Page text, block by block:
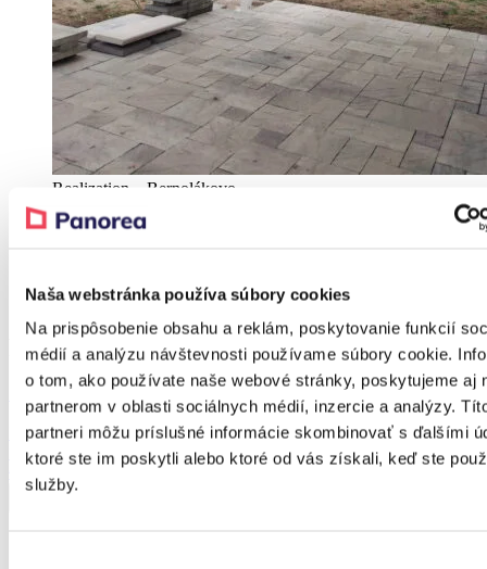
Naša webstránka používa súbory cookies
Na prispôsobenie obsahu a reklám, poskytovanie funkcií
médií a analýzu návštevnosti používame súbory cookie.
o tom, ako používate naše webové stránky, poskytujeme aj
partnerom v oblasti sociálnych médií, inzercie a analýzy.
partneri môžu príslušné informácie skombinovať s ďalšími
ktoré ste im poskytli alebo ktoré od vás získali, keď ste
služby.
Realization – Bernolákovo
Realization – Bernolákovo
Produkt z realizácie
Zľava 37 %
KAYA
Bioklimatická pergola
Od 4 214,10